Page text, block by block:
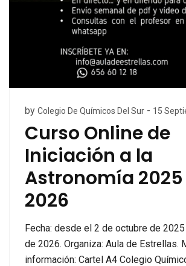
by Colegio De Químicos Del Sur - 15
Curso Online de
Iniciación a la
Astronomía 2025
2026
Fecha: desde el 2 de octubre de
de 2026. Organiza: Aula de Estrellas.
información: Cartel A4 Colegio